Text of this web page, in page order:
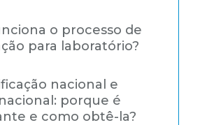
o processo de
para laboratório?
nacional e
porque é
e como obtê-la?